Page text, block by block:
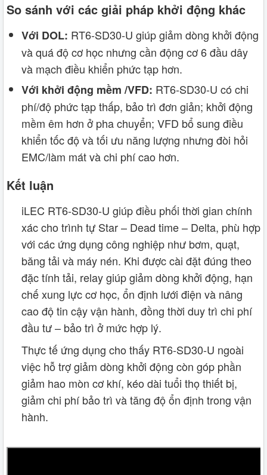
So sánh với các giải pháp khởi động khác
Với DOL: RT6‑SD30-U giúp giảm dòng khởi động
và quá độ cơ học nhưng cần động cơ 6 đầu dây
và mạch điều khiển phức tạp hơn.
Với khởi động mềm /VFD: RT6‑SD30-U có chi
phí/độ phức tạp thấp, bảo trì đơn giản; khởi động
mềm êm hơn ở pha chuyển; VFD bổ sung điều
khiển tốc độ và tối ưu năng lượng nhưng đòi hỏi
EMC/làm mát và chi phí cao hơn.
Kết luận
iLEC RT6‑SD30-U giúp điều phối thời gian chính
xác cho trình tự Star – Dead time – Delta, phù hợp
với các ứng dụng công nghiệp như bơm, quạt,
băng tải và máy nén. Khi được cài đặt đúng theo
đặc tính tải, relay giúp giảm dòng khởi động, hạn
chế xung lực cơ học, ổn định lưới điện và nâng
cao độ tin cậy vận hành, đồng thời duy trì chi phí
đầu tư – bảo trì ở mức hợp lý.
Thực tế ứng dụng cho thấy RT6-SD30-U ngoài
việc hỗ trợ giảm dòng khởi động còn góp phần
giảm hao mòn cơ khí, kéo dài tuổi thọ thiết bị,
giảm chi phí bảo trì và tăng độ ổn định trong vận
hành.